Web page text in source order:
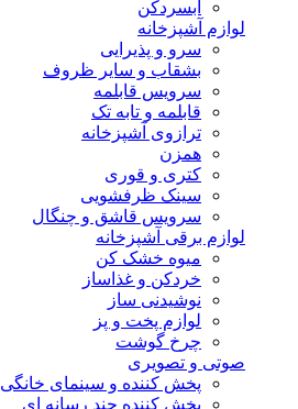
آبسردکن
لوازم آشپزخانه
سرو و پذیرایی
بشقاب و سایر ظروف
سرویس قابلمه
قابلمه و تابه تک
ترازوی آشپزخانه
همزن
کتری و قوری
سینک ظرفشویی
سرویس قاشق و چنگال
لوازم برقی آشپزخانه
میوه خشک کن
خردکن و غذاساز
نوشیدنی ساز
لوازم پخت و پز
چرخ گوشت
صوتی و تصویری
پخش کننده و سینمای خانگی
پخش کننده چند رسانه ای